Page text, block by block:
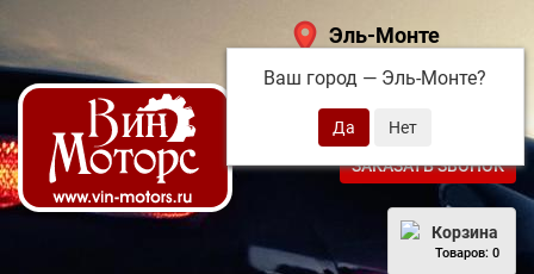
Эль-Монте
Ваш город — Эль-Монте?
+7 (495) 108-68-71
ЗАКАЗАТЬ ЗВОНОК
Корзина
Товаров: 0